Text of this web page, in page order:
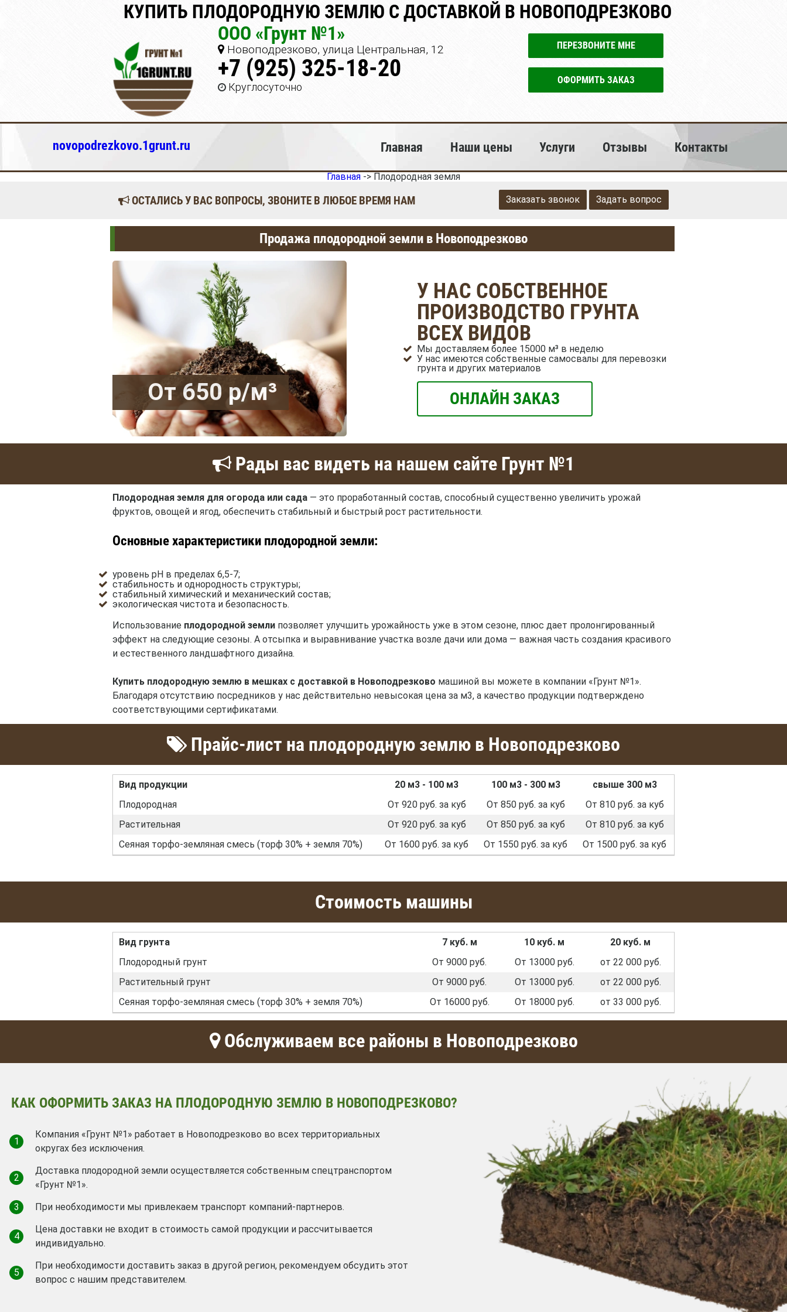
КУПИТЬ ПЛОДОРОДНУЮ ЗЕМЛЮ С ДОСТАВКОЙ В НОВОПОДРЕЗКОВО
ООО «Грунт №1»
Новоподрезково, улица Центральная, 12
+7 (925) 325-18-20
Круглосуточно
ПЕРЕЗВОНИТЕ МНЕ
ОФОРМИТЬ ЗАКАЗ
novopodrezkovo.1grunt.ru Главная Наши цены Услуги Отзывы Контакты
Главная -> Плодородная земля
ОСТАЛИСЬ У ВАС ВОПРОСЫ, ЗВОНИТЕ В ЛЮБОЕ ВРЕМЯ НАМ Заказать звонок Задать вопрос
Продажа плодородной земли в Новоподрезково
От 650 р/м³
У НАС СОБСТВЕННОЕ
ПРОИЗВОДСТВО ГРУНТА
ВСЕХ ВИДОВ
Мы доставляем более 15000 м³ в неделю
У нас имеются собственные самосвалы для перевозки
грунта и других материалов
ОНЛАЙН ЗАКАЗ
Рады вас видеть на нашем сайте Грунт №1
Плодородная земля для огорода или сада — это проработанный состав, способный существенно увеличить урожай
фруктов, овощей и ягод, обеспечить стабильный и быстрый рост растительности.
Основные характеристики плодородной земли:
уровень pH в пределах 6,5-7;
стабильность и однородность структуры;
стабильный химический и механический состав;
экологическая чистота и безопасность.
Использование плодородной земли позволяет улучшить урожайность уже в этом сезоне, плюс дает пролонгированный
эффект на следующие сезоны. А отсыпка и выравнивание участка возле дачи или дома — важная часть создания красивого
и естественного ландшафтного дизайна.
Купить плодородную землю в мешках с доставкой в Новоподрезково машиной вы можете в компании «Грунт №1».
Благодаря отсутствию посредников у нас действительно невысокая цена за м3, а качество продукции подтверждено
соответствующими сертификатами.
Прайс-лист на плодородную землю в Новоподрезково
Вид продукции 20 м3 - 100 м3 100 м3 - 300 м3
свыше 300 м3
Плодородная
От 920 руб. за куб От 850 руб. за куб
От 810 руб. за куб
Растительная
От 920 руб. за куб От 850 руб. за куб
От 810 руб. за куб
Сеяная торфо-земляная смесь (торф 30% + земля 70%)
От 1600 руб. за куб От 1550 руб. за куб От 1500 руб. за куб
Стоимость машины
Вид грунта 7 куб. м 10 куб. м
20 куб. м
Плодородный грунт
От 9000 руб. От 13000 руб.
от 22 000 руб.
Растительный грунт
От 9000 руб. От 13000 руб.
от 22 000 руб.
Сеяная торфо-земляная смесь (торф 30% + земля 70%)
От 16000 руб. От 18000 руб. от 33 000 руб.
Обслуживаем все районы в Новоподрезково
КАК ОФОРМИТЬ ЗАКАЗ НА ПЛОДОРОДНУЮ ЗЕМЛЮ В НОВОПОДРЕЗКОВО?
1
Компания «Грунт №1» работает в Новоподрезково во всех территориальных
округах без исключения.
2
Доставка плодородной земли осуществляется собственным спецтранспортом
«Грунт №1».
3
При необходимости мы привлекаем транспорт компаний-партнеров.
4
Цена доставки не входит в стоимость самой продукции и рассчитывается
индивидуально.
5
При необходимости доставить заказ в другой регион, рекомендуем обсудить этот
вопрос с нашим представителем.